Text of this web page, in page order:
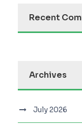
Recent
Archives
July 2026